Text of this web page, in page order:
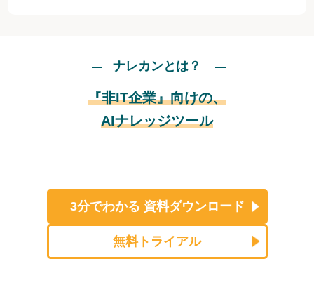
ナレカンとは？
『非IT企業』向けの、
AIナレッジツール
3分でわかる 資料ダウンロード
無料トライアル